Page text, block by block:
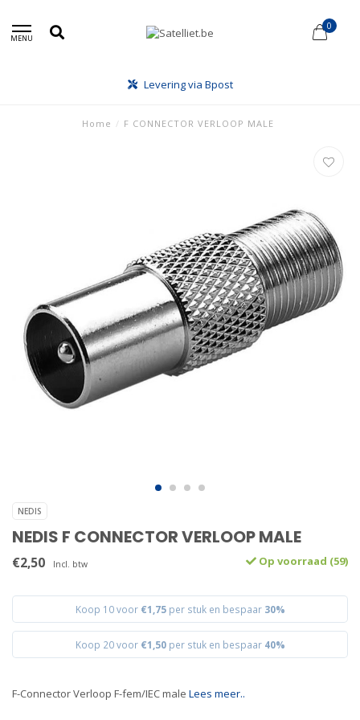
MENU
0
Levering via Bpost
Home / F CONNECTOR VERLOOP MALE
NEDIS
NEDIS F CONNECTOR VERLOOP MALE
€2,50 Incl. btw Op voorraad (59)
Koop 10 voor €1,75per stuk en bespaar 30%
Koop 20 voor €1,50per stuk en bespaar 40%
F-Connector Verloop F-fem/IEC male Lees meer..